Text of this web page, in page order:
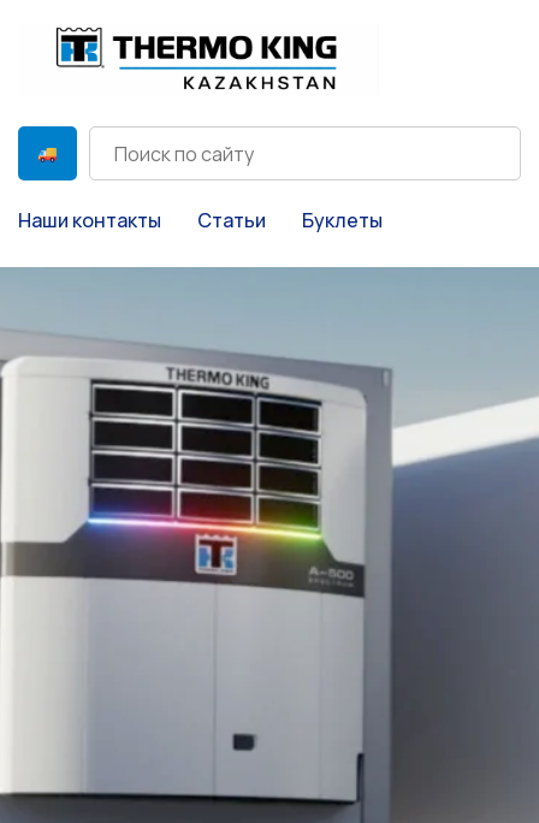
Наши контакты Статьи Буклеты